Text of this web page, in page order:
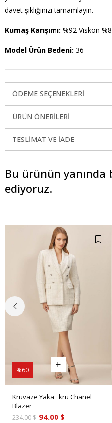
davet şıklığınızı tamamlayın.
Kumaş Karışımı: %92 Viskon
Model Ürün Bedeni: 36
ÖDEME SEÇENEKLERI
ÜRÜN ÖNERILERI
TESLIMAT VE İADE
Bu ürünün yanında
ediyoruz.
Kruvaze Yaka Ekru Chanel
Blazer
94.00 $
234.00 $
%60